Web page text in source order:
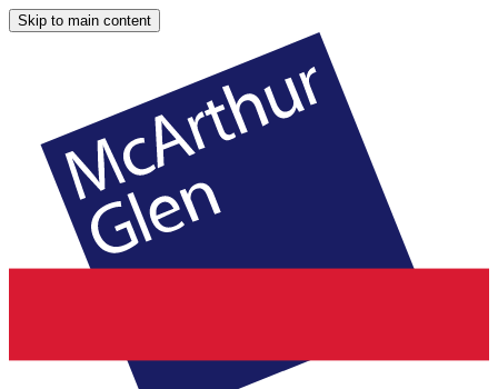
Skip to main content